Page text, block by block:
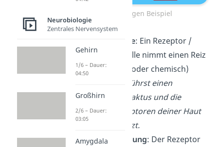
Reflexbogen Beispiel
Reizaufnahme: Ein Rezeptor /
eine Sinneszelle nimmt einen Reiz
(physikalisch oder chemisch)
Du berührst einen
stacheligen Kaktus und die
Schmerzrezeptoren deiner Haut
werden gereizt.
Reizumwandlung: Der Rezeptor
Neurobiologie
Zentrales Nervensystem
Gehirn
1/6 – Dauer:
04:50
Großhirn
2/6 – Dauer:
03:05
Amygdala